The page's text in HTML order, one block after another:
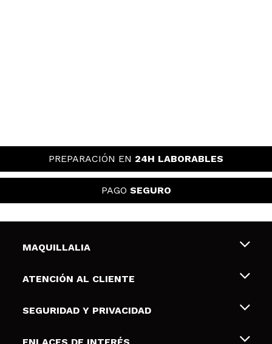
PREPARACIÓN EN 24H LABORABLES
PAGO SEGURO
MAQUILLALIA
Sobre nosotros
Tarjetas de Regalo
ATENCIÓN AL CLIENTE
Envíos y devoluciones
SEGURIDAD Y PRIVACIDAD
Terminos y condiciones de uso